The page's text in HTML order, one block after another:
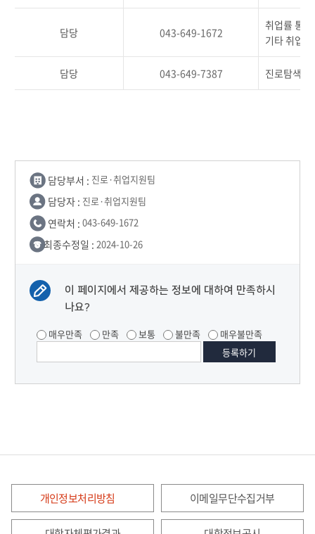
담당 043-649-1672
취업률 통
기타 취업
담당 043-649-7387 진로탐색교
담당부서 : 진로·취업지원팀
담당자 : 진로·취업지원팀
연락처 : 043-649-1672
최종수정일 : 2024-10-26
이 페이지에서 제공하는 정보에 대하여 만족하시
나요?
매우만족 만족 보통 불만족 매우불만족
개인정보처리방침 이메일무단수집거부